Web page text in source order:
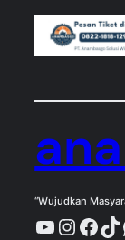
“Wujudkan
YouTube